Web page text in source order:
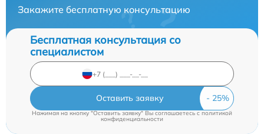
Закажите бесплатную консультацию
Бесплатная консультация со
специалистом
Оставить заявку
Нажимая на кнопку "Оставить заявку" Вы соглашаетесь c политикой
конфиденциальности